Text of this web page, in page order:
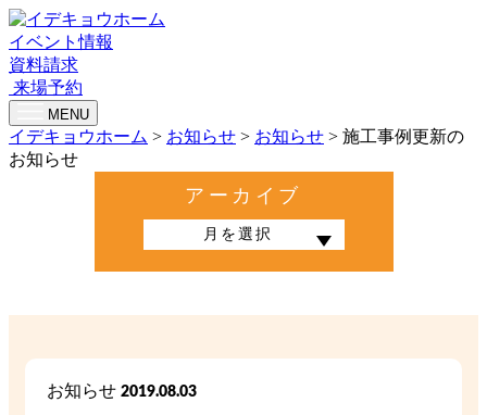
イベント情報
資料請求
来場予約
MENU
イデキョウホーム > お知らせ > お知らせ > 施工事例更新の
お知らせ
アーカイブ
お知らせ 2019.08.03